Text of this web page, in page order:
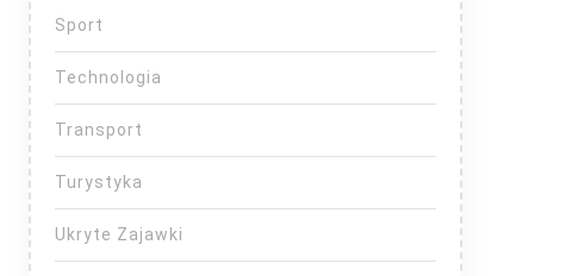
Sport
Technologia
Transport
Turystyka
Ukryte Zajawki